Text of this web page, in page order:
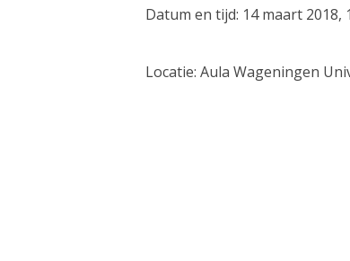
Datum en tijd: 14 maart 2018,
Locatie: Aula Wageningen